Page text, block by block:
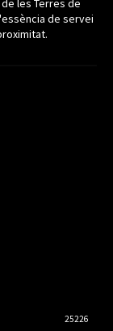
de servei
25226